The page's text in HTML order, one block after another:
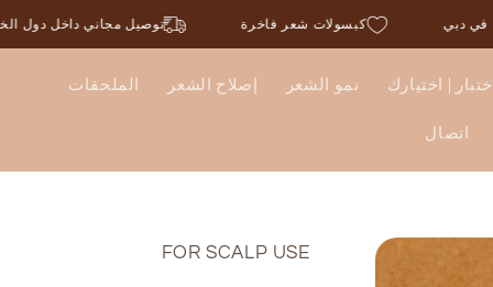
مقرّنا في دبي كبسولات شعر فاخرة توصيل
| اختيارك نمو الشعر إصلاح الشعر الملحقات
اتصال
FOR SCALP USE